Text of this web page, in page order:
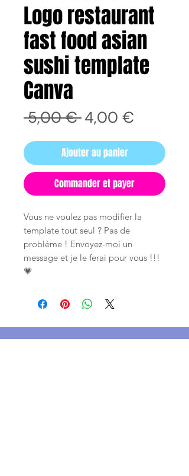
Logo restaurant
fast food asian
sushi template
Canva
5,00 € Prix
original
4,00 €
Ajouter au panier
Commander et payer
Vous ne voulez pas modifier la
template tout seul ? Pas de
problème ! Envoyez-moi un
message et je le ferai pour vous !!!
💗